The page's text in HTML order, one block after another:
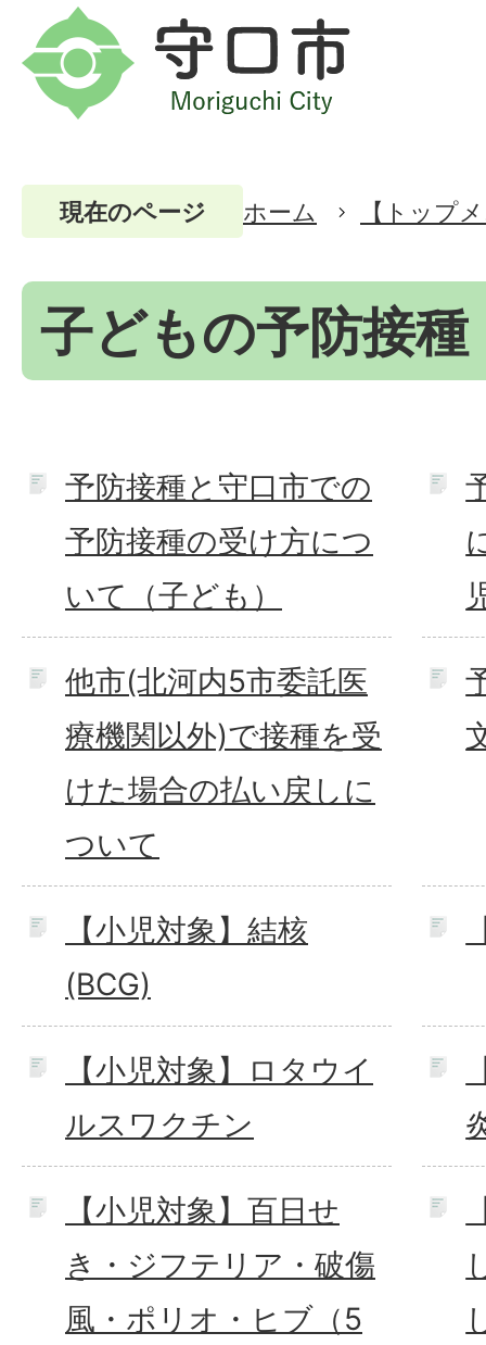
現在のページ ホーム 【トップ
子どもの予防接種
予防接種と守口市での
予防接種の受け方につ
いて（子ども）
他市(北河内5市委託医
療機関以外)で接種を受
けた場合の払い戻しに
ついて
【小児対象】結核
(BCG)
【小児対象】ロタウイ
ルスワクチン
【小児対象】百日せ
き・ジフテリア・破傷
風・ポリオ・ヒブ（5